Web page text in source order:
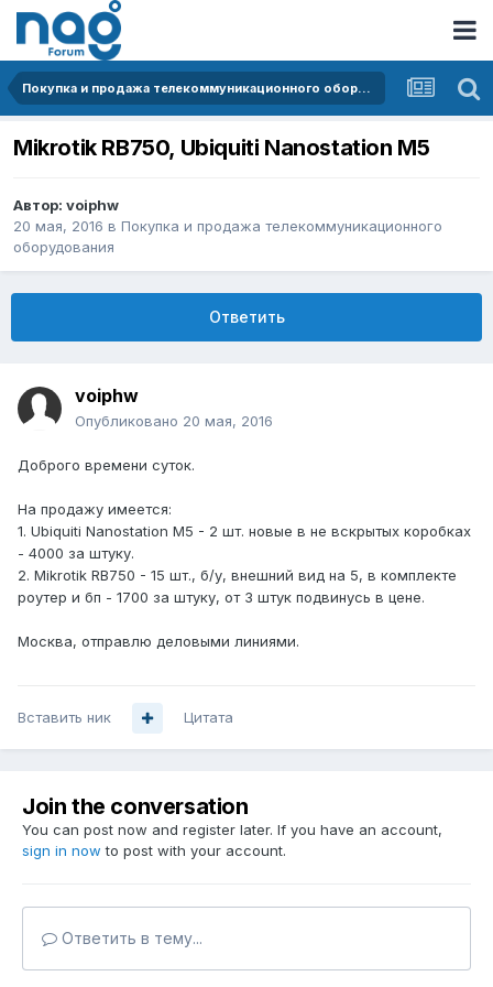
Покупка и продажа телекоммуникационного оборудования
Mikrotik RB750, Ubiquiti Nanostation M5
Автор: voiphw
20 мая, 2016 в Покупка и продажа телекоммуникационного
оборудования
Ответить
voiphw
Опубликовано 20 мая, 2016
Доброго времени суток.
На продажу имеется:
1. Ubiquiti Nanostation M5 - 2 шт. новые в не вскрытых коробках
- 4000 за штуку.
2. Mikrotik RB750 - 15 шт., б/у, внешний вид на 5, в комплекте
роутер и бп - 1700 за штуку, от 3 штук подвинусь в цене.
Москва, отправлю деловыми линиями.
Вставить ник Цитата
Join the conversation
You can post now and register later. If you have an account,
sign in now to post with your account.
Ответить в тему...